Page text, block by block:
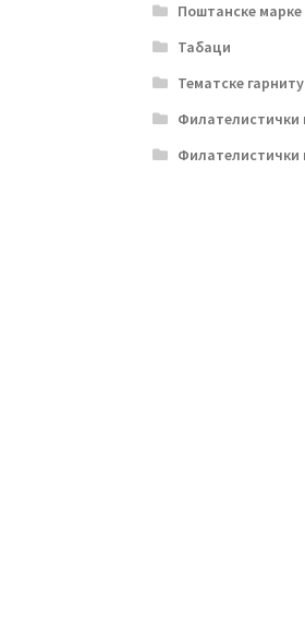
Поштанске марке
Табаци
Тематске
Филателистички
Филателистички